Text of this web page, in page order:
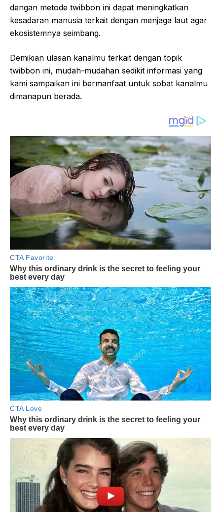
dengan metode twibbon ini dapat meningkatkan
kesadaran manusia terkait dengan menjaga laut agar
ekosistemnya seimbang.
Demikian ulasan kanalmu terkait dengan topik
twibbon ini, mudah-mudahan sedikit informasi yang
kami sampaikan ini bermanfaat untuk sobat kanalmu
dimanapun berada.